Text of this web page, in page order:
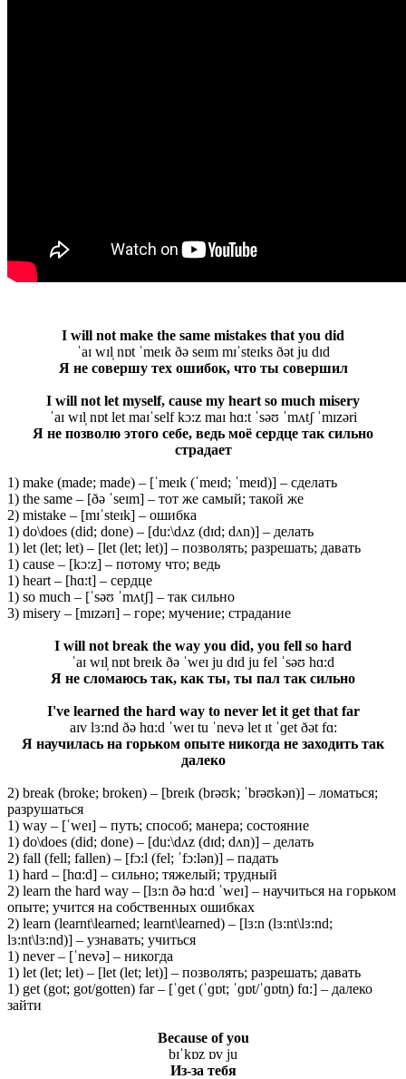
I will not make the same mistakes that you did
ˈaɪ wɪl̩ nɒt ˈmeɪk ðə seɪm mɪˈsteɪks ðət ju dɪd
Я не совершу тех ошибок, что ты совершил
I will not let myself, cause my heart so much misery
ˈaɪ wɪl̩ nɒt let maɪˈself kɔ:z maɪ hɑ:t ˈsəʊ ˈmʌtʃ ˈmɪzəri
Я не позволю этого себе, ведь моё сердце так сильно
страдает
1) make (made; made) – [ˈmeɪk (ˈmeɪd; ˈmeɪd)] – сделать
1) the same – [ðə ˈseɪm] – тот же самый; такой же
2) mistake – [mɪˈsteɪk] – ошибка
1) do\does (did; done) – [du:\dʌz (dɪd; dʌn)] – делать
1) let (let; let) – [let (let; let)] – позволять; разрешать; давать
1) cause – [kɔ:z] – потому что; ведь
1) heart – [hɑ:t] – сердце
1) so much – [ˈsəʊ ˈmʌtʃ] – так сильно
3) misery – [mɪzərɪ] – горе; мучение; страдание
I will not break the way you did, you fell so hard
ˈaɪ wɪl̩ nɒt breɪk ðə ˈweɪ ju dɪd ju fel ˈsəʊ hɑ:d
Я не сломаюсь так, как ты, ты пал так сильно
I've learned the hard way to never let it get that far
aɪv lɜ:nd ðə hɑ:d ˈweɪ tu ˈnevə let ɪt ˈɡet ðət fɑ:
Я научилась на горьком опыте никогда не заходить так
далеко
2) break (broke; broken) – [breɪk (brəʊk; ˈbrəʊkən)] – ломаться;
разрушаться
1) way – [ˈweɪ] – путь; способ; манера; состояние
1) do\does (did; done) – [du:\dʌz (dɪd; dʌn)] – делать
2) fall (fell; fallen) – [fɔ:l (fel; ˈfɔ:lən)] – падать
1) hard – [hɑ:d] – сильно; тяжелый; трудный
2) learn the hard way – [lɜ:n ðə hɑ:d ˈweɪ] – научиться на горьком
опыте; учится на собственных ошибках
2) learn (learnt\learned; learnt\learned) – [lɜ:n (lɜ:nt\lɜ:nd;
lɜ:nt\lɜ:nd)] – узнавать; учиться
1) never – [ˈnevə] – никогда
1) let (let; let) – [let (let; let)] – позволять; разрешать; давать
1) get (got; got/gotten) far – [ˈɡet (ˈɡɒt; ˈɡɒt/ˈɡɒtn̩) fɑ:] – далеко
зайти
Because of you
bɪˈkɒz ɒv ju
Из-за тебя